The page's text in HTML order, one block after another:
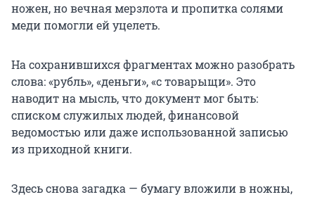
ножен, но вечная мерзлота и пропитка солями
меди помогли ей уцелеть.
На сохранившихся фрагментах можно разобрать
слова: «рубль», «деньги», «с товарыщи». Это
наводит на мысль, что документ мог быть:
списком служилых людей, финансовой
ведомостью или даже использованной записью
из приходной книги.
Здесь снова загадка — бумагу вложили в ножны,